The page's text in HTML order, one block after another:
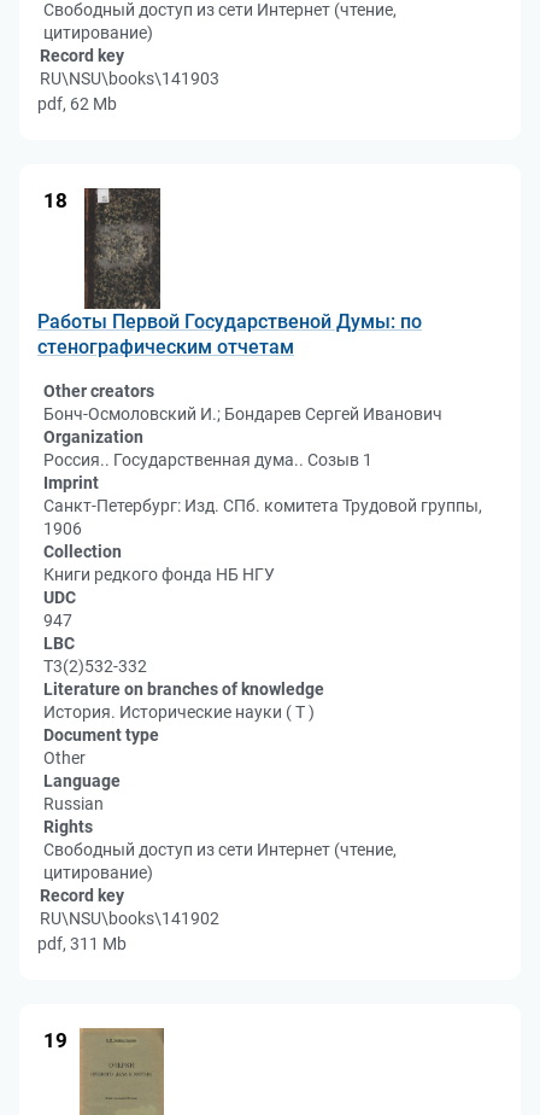
Свободный доступ из сети Интернет (чтение,
цитирование)
Record key
RU\NSU\books\141903
pdf, 62 Mb
18
Работы Первой Государственой Думы: по
стенографическим отчетам
Other creators
Бонч-Осмоловский И.; Бондарев Сергей Иванович
Organization
Россия.. Государственная дума.. Созыв 1
Imprint
Санкт-Петербург: Изд. СПб. комитета Трудовой группы,
1906
Collection
Книги редкого фонда НБ НГУ
UDC
947
LBC
Т3(2)532-332
Literature on branches of knowledge
История. Исторические науки ( Т )
Document type
Other
Language
Russian
Rights
Свободный доступ из сети Интернет (чтение,
цитирование)
Record key
RU\NSU\books\141902
pdf, 311 Mb
19